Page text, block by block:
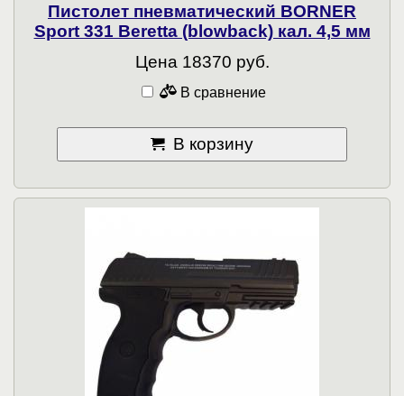
Пистолет пневматический BORNER
Sport 331 Beretta (blowback) кал. 4,5 мм
Цена 18370 руб.
В сравнение
В корзину